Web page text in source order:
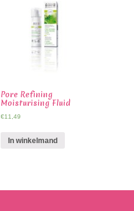
Pore Refining
Moisturising Fluid
€11,49
In winkelmand